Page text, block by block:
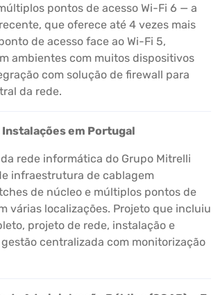
pontos de acesso Wi-Fi 6 — a
que oferece até 4 vezes mais
de acesso face ao Wi-Fi 5,
ambientes com muitos dispositivos
com solução de firewall para
da rede.
em Portugal
rede informática do Grupo Mitrelli
infraestrutura de cablagem
de núcleo e múltiplos pontos de
várias localizações. Projeto que incluiu
projeto de rede, instalação e
centralizada com monitorização